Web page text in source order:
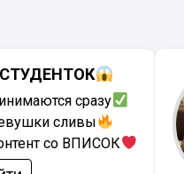
сразу
сливы
со ВПИСОК